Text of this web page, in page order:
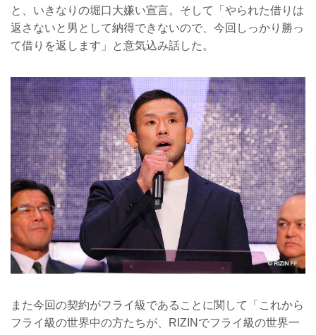
と、いきなりの堀口大嫌い宣言。そして「やられた借りは
返さないと男として納得できないので、今回しっかり勝っ
て借りを返します」と意気込み話した。
また今回の契約がフライ級であることに関して「これから
フライ級の世界中の方たちが、RIZINでフライ級の世界一